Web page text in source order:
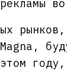
рынков,